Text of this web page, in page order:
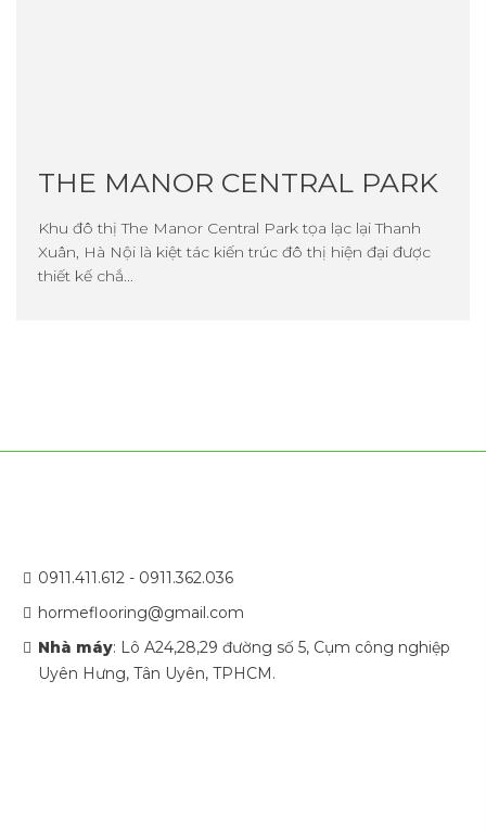
THE MANOR CENTRAL PARK
Khu đô thị The Manor Central Park tọa lạc lại Thanh
Xuân, Hà Nội là kiệt tác kiến trúc đô thị hiện đại được
thiết kế chắ...
0911.411.612 - 0911.362.036
hormeflooring@gmail.com
Nhà máy: Lô A24,28,29 đường số 5, Cụm công nghiệp
Uyên Hưng, Tân Uyên, TPHCM.